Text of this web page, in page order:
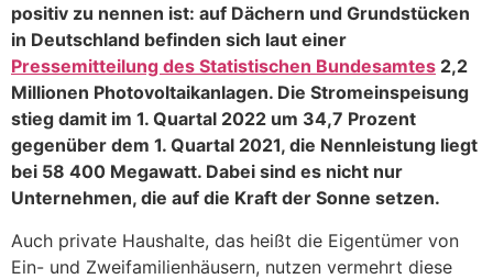
positiv zu nennen ist: auf Dächern und Grundstücken
in Deutschland befinden sich laut einer
Pressemitteilung des Statistischen Bundesamtes 2,2
Millionen Photovoltaikanlagen. Die Stromeinspeisung
stieg damit im 1. Quartal 2022 um 34,7 Prozent
gegenüber dem 1. Quartal 2021, die Nennleistung liegt
bei 58 400 Megawatt. Dabei sind es nicht nur
Unternehmen, die auf die Kraft der Sonne setzen.
Auch private Haushalte, das heißt die Eigentümer von
Ein- und Zweifamilienhäusern, nutzen vermehrt diese